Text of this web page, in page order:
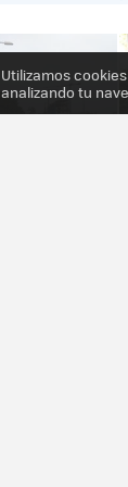
Utilizamos
analizando tu